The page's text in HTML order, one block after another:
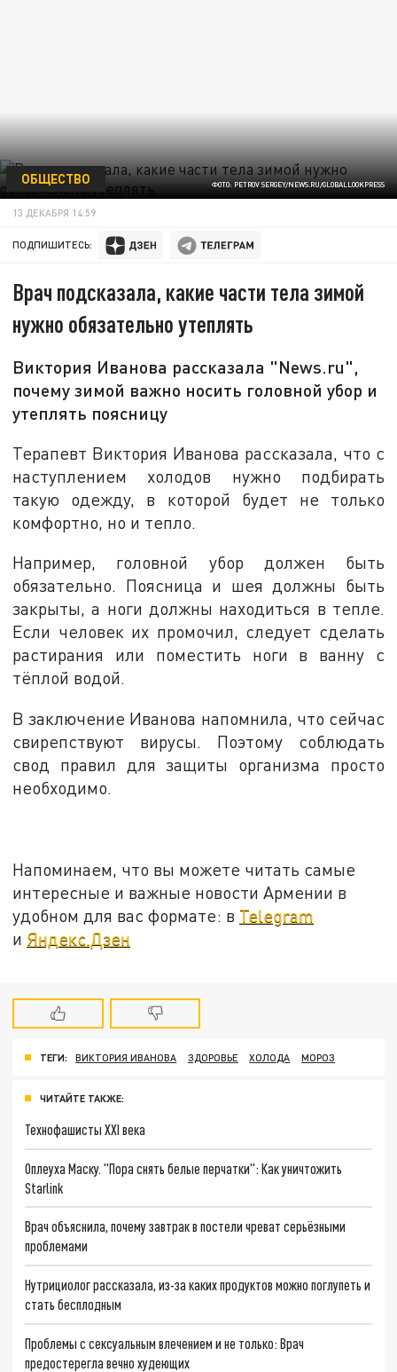
ФОТО: PETROV SERGEY/NEWS.RU/GLOBALLOOKPRESS
ОБЩЕСТВО
13 ДЕКАБРЯ 14:59
ПОДПИШИТЕСЬ:
Врач подсказала, какие части тела зимой
нужно обязательно утеплять
Виктория Иванова рассказала "News.ru",
почему зимой важно носить головной убор и
утеплять поясницу
Терапевт Виктория Иванова рассказала, что с
наступлением холодов нужно подбирать
такую одежду, в которой будет не только
комфортно, но и тепло.
Например, головной убор должен быть
обязательно. Поясница и шея должны быть
закрыты, а ноги должны находиться в тепле.
Если человек их промочил, следует сделать
растирания или поместить ноги в ванну с
тёплой водой.
В заключение Иванова напомнила, что сейчас
свирепствуют вирусы. Поэтому соблюдать
свод правил для защиты организма просто
необходимо.
Напоминаем, что вы можете читать самые
интересные и важные новости Армении в
удобном для вас формате: в Telegram
и Яндекс.Дзен
ТЕГИ: ВИКТОРИЯ ИВАНОВА ЗДОРОВЬЕ ХОЛОДА МОРОЗ
ЧИТАЙТЕ ТАКЖЕ:
Технофашисты XXI века
Оплеуха Маску. "Пора снять белые перчатки": Как уничтожить
Starlink
Врач объяснила, почему завтрак в постели чреват серьёзными
проблемами
Нутрициолог рассказала, из-за каких продуктов можно поглупеть и
стать бесплодным
Проблемы с сексуальным влечением и не только: Врач
предостерегла вечно худеющих